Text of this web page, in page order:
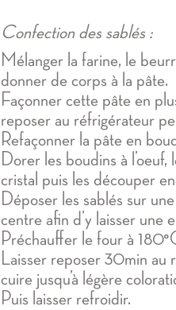
Confection des sablés :
Mélanger la farine, le
donner de corps à la pâte.
Façonner cette pâte en
reposer au réfrigérateur
Refaçonner la pâte en
Dorer les boudins à
cristal puis les découper
Déposer les sablés sur
centre afin d’y laisser une
Préchauffer le four à
Laisser reposer 30min au
cuire jusqu’à légère
Puis laisser refroidir.